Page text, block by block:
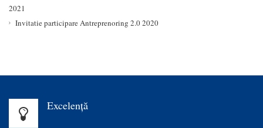
2021
Invitatie participare Antreprenoring 2.0 2020
Excelenţă